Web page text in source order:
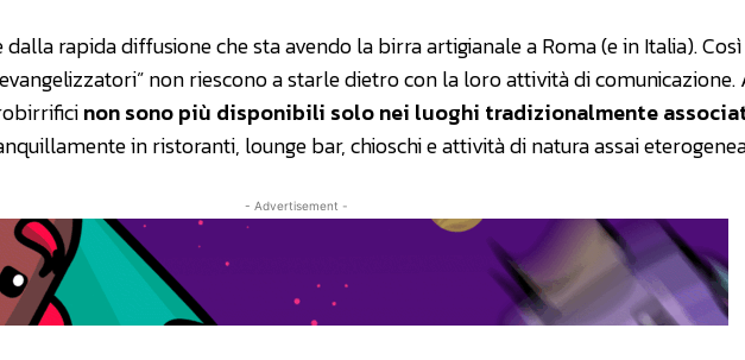
dalla rapida diffusione che sta avendo la birra artigianale a Roma (e in Italia).
non riescono a starle dietro con la loro attività di comunicazione.
non sono più disponibili solo nei luoghi tradizionalmente
in ristoranti, lounge bar, chioschi e attività di natura assai
- Advertisement -